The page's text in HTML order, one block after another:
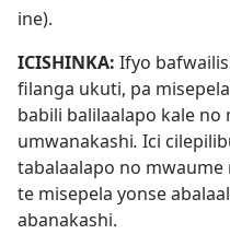
ine).
ICISHINKA: Ifyo
filanga ukuti, pa
babili balilaalapo kale no
umwanakashi. Ici
tabalaalapo no mwaume
te misepela yonse
abanakashi.